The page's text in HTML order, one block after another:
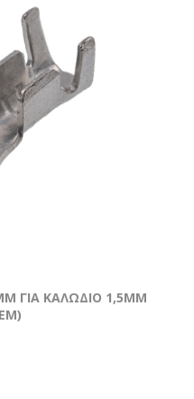
ΓΙΑ ΚΑΛΩΔΙΟ 1,5ΜΜ